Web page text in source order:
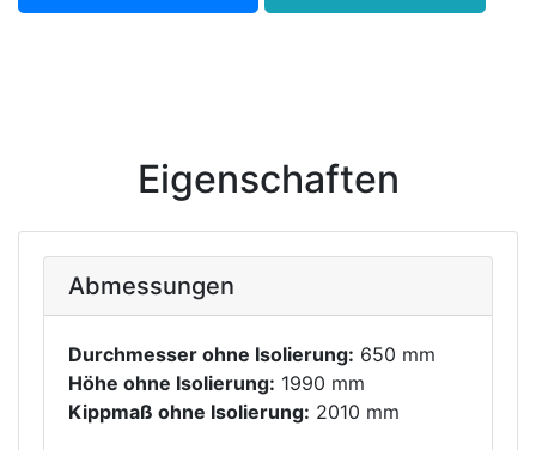
Eigenschaften
Abmessungen
Durchmesser ohne Isolierung: 650 mm
Höhe ohne Isolierung: 1990 mm
Kippmaß ohne Isolierung: 2010 mm